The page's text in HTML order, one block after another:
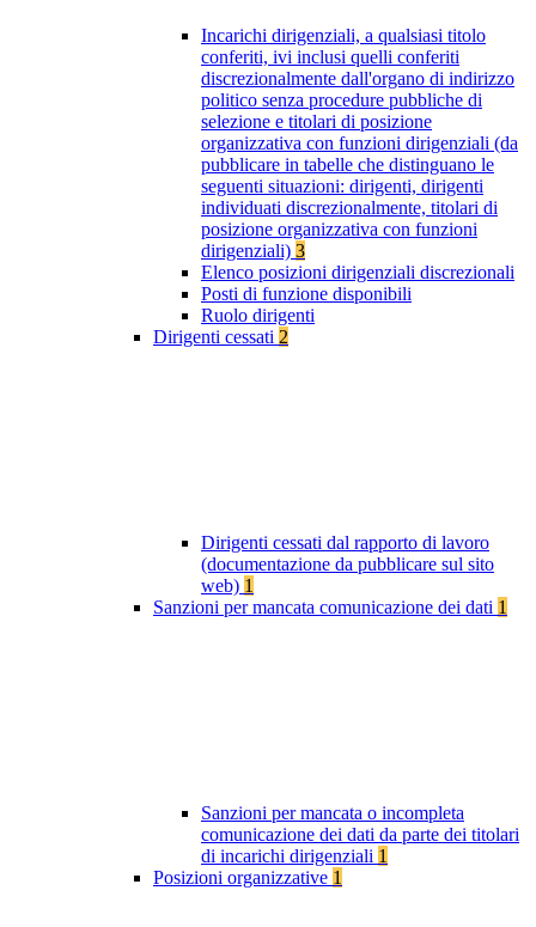
Incarichi dirigenziali, a qualsiasi titolo
conferiti, ivi inclusi quelli conferiti
discrezionalmente dall'organo di indirizzo
politico senza procedure pubbliche di
selezione e titolari di posizione
organizzativa con funzioni dirigenziali (da
pubblicare in tabelle che distinguano le
seguenti situazioni: dirigenti, dirigenti
individuati discrezionalmente, titolari di
posizione organizzativa con funzioni
dirigenziali) 3
Elenco posizioni dirigenziali discrezionali
Posti di funzione disponibili
Ruolo dirigenti
Dirigenti cessati 2
Dirigenti cessati dal rapporto di lavoro
(documentazione da pubblicare sul sito
web) 1
Sanzioni per mancata comunicazione dei dati 1
Sanzioni per mancata o incompleta
comunicazione dei dati da parte dei titolari
di incarichi dirigenziali 1
Posizioni organizzative 1